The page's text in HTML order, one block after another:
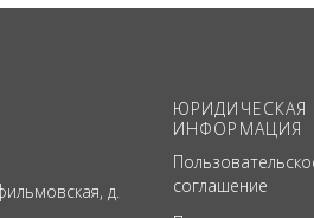
д.
ЮРИДИЧЕСКАЯ
ИНФОРМАЦИЯ
соглашение